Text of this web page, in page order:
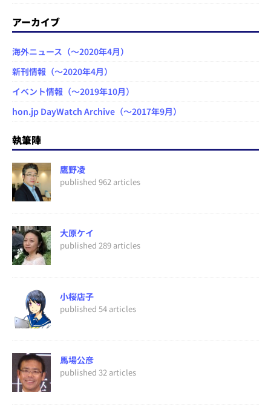
アーカイブ
海外ニュース（～2020年4月）
新刊情報（～2020年4月）
イベント情報（～2019年10月）
hon.jp DayWatch Archive（～2017年9月）
執筆陣
鷹野凌
published 962 articles
大原ケイ
published 289 articles
小桜店子
published 54 articles
馬場公彦
published 32 articles